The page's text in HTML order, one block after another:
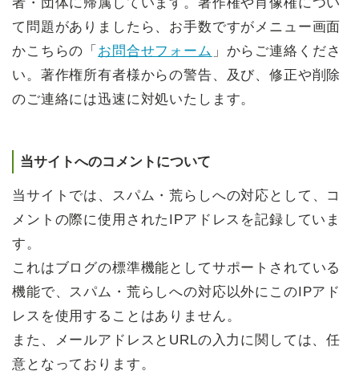
て問題がありましたら、お手数ですがメニュー画面
かこちらの「 お問合せフォーム 」からご連絡くださ
い。著作権所有者様からの警告、及び、修正や削除
のご連絡には迅速に対処いたします。
当サイトへのコメントについて
当サイトでは、スパム・荒らしへの対応として、コ
メントの際に使用されたIPアドレスを記録していま
す。
これはブログの標準機能としてサポートされている
機能で、スパム・荒らしへの対応以外にこのIPアド
レスを使用することはありません。
また、メールアドレスとURLの入力に関しては、任
意となっております。